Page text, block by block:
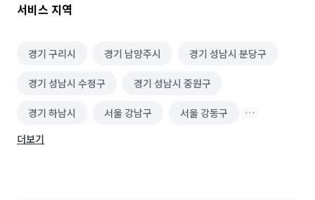
서비스 지역
경기 구리시 경기 남양주시 경기 성남시 분당구
경기 성남시 수정구 경기 성남시 중원구
경기 하남시 서울 강남구 서울 강동구
서울 광진구
더보기